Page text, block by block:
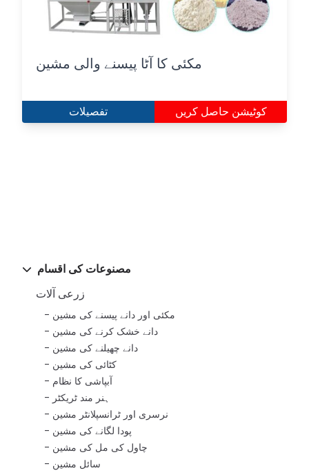
مصنوعات کی اقسام
زرعی آلات
مکئی اور دانے پیسنے کی مشین
دانے خشک کرنے کی مشین
دانے چھیلنے کی مشین
کٹائی کی مشین
آبپاشی کا نظام
ہنر مند ٹریکٹر
نرسری اور ٹرانسپلانٹر مشین
پودا لگانے کی مشین
چاول کی مل کی مشین
سائل مشین
مکئی کا آٹا پیسنے والی مشین
تفصیلات کوٹیشن حاصل کریں